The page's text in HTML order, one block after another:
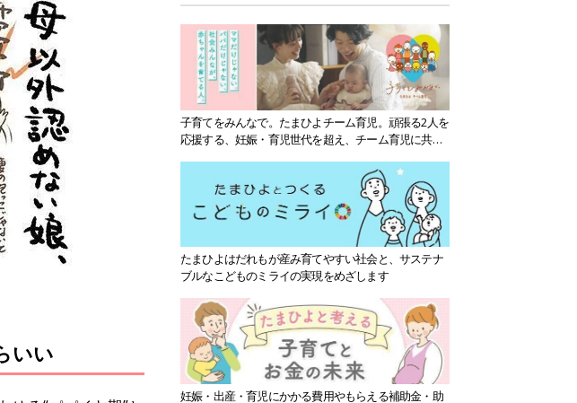
いい
子育てをみんなで。たまひよチーム育児。頑張る2人を
応援する、妊娠・育児世代を超え、チーム育児に共感
たまひよはだれもが産み育てやすい社会と、サステナ
ブルなこどものミライの実現をめざします
妊娠・出産・育児にかかる費用やもらえる補助金・助